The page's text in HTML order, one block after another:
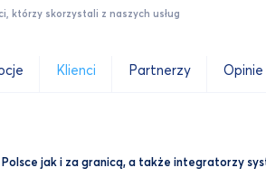
którzy skorzystali z naszych usług
Klienci Partnerzy Opinie
jak i za granicą, a także integratorzy